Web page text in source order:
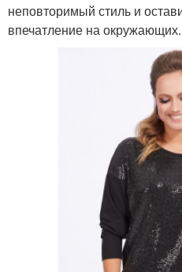
неповторимый стиль и
впечатление на окружающих.